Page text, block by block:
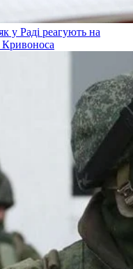
Раді реагують на
Кривоноса